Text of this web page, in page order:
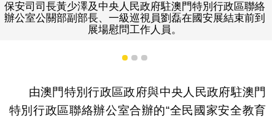
保安司司長黃少澤及中央人民政府駐澳門特別行政區聯絡
辦公室公關部副部長、一級巡視員劉磊在國安展結束前到
展場慰問工作人員。
1 2 3
由澳門特別行政區政府與中央人民政府駐澳門
特別行政區聯絡辦公室合辦的“全民國家安全教育